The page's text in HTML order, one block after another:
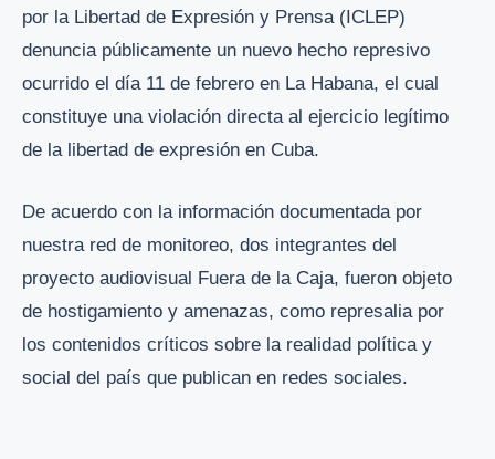
por la Libertad de Expresión y Prensa (ICLEP)
denuncia públicamente un nuevo hecho represivo
ocurrido el día 11 de febrero en La Habana, el cual
constituye una violación directa al ejercicio legítimo
de la libertad de expresión en Cuba.
De acuerdo con la información documentada por
nuestra red de monitoreo, dos integrantes del
proyecto audiovisual Fuera de la Caja, fueron objeto
de hostigamiento y amenazas, como represalia por
los contenidos críticos sobre la realidad política y
social del país que publican en redes sociales.